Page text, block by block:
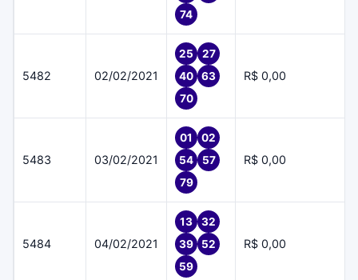
74
5482 02/02/2021
25
27
40
63
70
R$ 0,00
5483 03/02/2021
01
02
54
57
79
R$ 0,00
5484 04/02/2021
13
32
39
52
59
R$ 0,00